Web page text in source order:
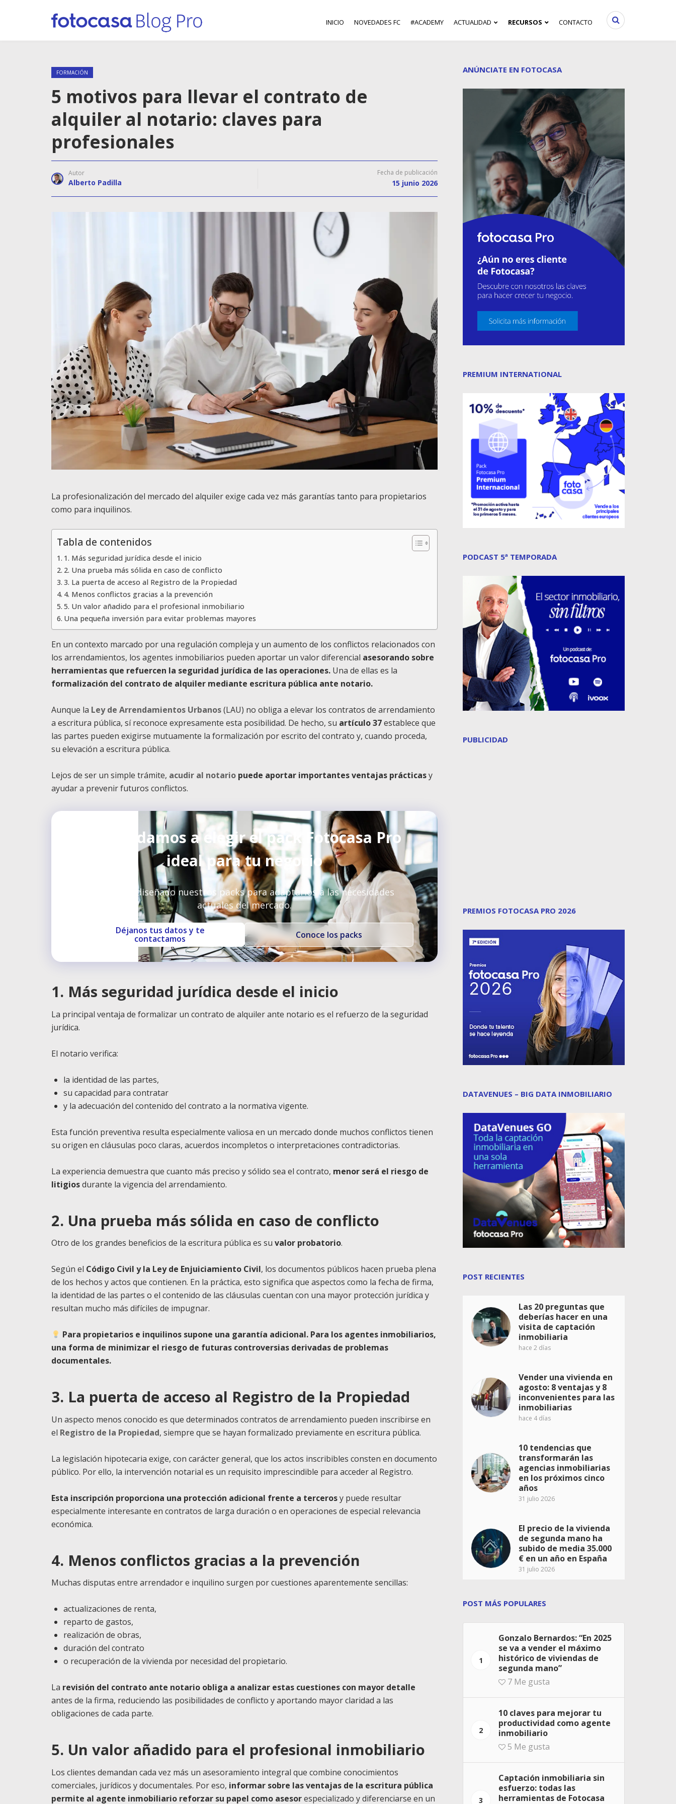
INICIO NOVEDADES FC #ACADEMY ACTUALIDAD RECURSOS CONTACTO
FORMACIÓN
5 motivos para llevar el contrato de
alquiler al notario: claves para
profesionales
Autor
Alberto Padilla
Fecha de publicación
15 junio 2026
La profesionalización del mercado del alquiler exige cada vez más garantías tanto para propietarios
como para inquilinos.
Tabla de contenidos
1. Más seguridad jurídica desde el inicio
2. Una prueba más sólida en caso de conflicto
3. La puerta de acceso al Registro de la Propiedad
4. Menos conflictos gracias a la prevención
5. Un valor añadido para el profesional inmobiliario
Una pequeña inversión para evitar problemas mayores
En un contexto marcado por una regulación compleja y un aumento de los conflictos relacionados con
los arrendamientos, los agentes inmobiliarios pueden aportar un valor diferencial asesorando sobre
herramientas que refuercen la seguridad jurídica de las operaciones. Una de ellas es la
formalización del contrato de alquiler mediante escritura pública ante notario.
Aunque la Ley de Arrendamientos Urbanos(LAU) no obliga a elevar los contratos de arrendamiento
a escritura pública, sí reconoce expresamente esta posibilidad. De hecho, su artículo 37establece que
las partes pueden exigirse mutuamente la formalización por escrito del contrato y, cuando proceda,
su elevación a escritura pública.
Lejos de ser un simple trámite, acudir al notario puede aportar importantes ventajas prácticasy
ayudar a prevenir futuros conflictos.
Te ayudamos a elegir el pack Fotocasa Pro
ideal para tu negocio
Hemos rediseñado nuestros packs para adaptarlos a las necesidades
actuales del mercado.
Déjanos tus datos y te
contactamos Conoce los packs
1. Más seguridad jurídica desde el inicio
La principal ventaja de formalizar un contrato de alquiler ante notario es el refuerzo de la seguridad
jurídica.
El notario verifica:
la identidad de las partes,
su capacidad para contratar
y la adecuación del contenido del contrato a la normativa vigente.
Esta función preventiva resulta especialmente valiosa en un mercado donde muchos conflictos tienen
su origen en cláusulas poco claras, acuerdos incompletos o interpretaciones contradictorias.
La experiencia demuestra que cuanto más preciso y sólido sea el contrato, menor será el riesgo de
litigiosdurante la vigencia del arrendamiento.
2. Una prueba más sólida en caso de conflicto
Otro de los grandes beneficios de la escritura pública es su valor probatorio.
Según el Código Civil y la Ley de Enjuiciamiento Civil, los documentos públicos hacen prueba plena
de los hechos y actos que contienen. En la práctica, esto significa que aspectos como la fecha de firma,
la identidad de las partes o el contenido de las cláusulas cuentan con una mayor protección jurídica y
resultan mucho más difíciles de impugnar.
Para propietarios e inquilinos supone una garantía adicional. Para los agentes inmobiliarios,
una forma de minimizar el riesgo de futuras controversias derivadas de problemas
documentales.
3. La puerta de acceso al Registro de la Propiedad
Un aspecto menos conocido es que determinados contratos de arrendamiento pueden inscribirse en
el Registro de la Propiedad, siempre que se hayan formalizado previamente en escritura pública.
La legislación hipotecaria exige, con carácter general, que los actos inscribibles consten en documento
público. Por ello, la intervención notarial es un requisito imprescindible para acceder al Registro.
Esta inscripción proporciona una protección adicional frente a tercerosy puede resultar
especialmente interesante en contratos de larga duración o en operaciones de especial relevancia
económica.
4. Menos conflictos gracias a la prevención
Muchas disputas entre arrendador e inquilino surgen por cuestiones aparentemente sencillas:
actualizaciones de renta,
reparto de gastos,
realización de obras,
duración del contrato
o recuperación de la vivienda por necesidad del propietario.
La revisión del contrato ante notario obliga a analizar estas cuestiones con mayor detalle
antes de la firma, reduciendo las posibilidades de conflicto y aportando mayor claridad a las
obligaciones de cada parte.
5. Un valor añadido para el profesional inmobiliario
Los clientes demandan cada vez más un asesoramiento integral que combine conocimientos
comerciales, jurídicos y documentales. Por eso, informar sobre las ventajas de la escritura pública
permite al agente inmobiliario reforzar su papel como asesorespecializado y diferenciarse en un
ANÚNCIATE EN FOTOCASA
PREMIUM INTERNATIONAL
PODCAST 5ª TEMPORADA
PUBLICIDAD
PREMIOS FOTOCASA PRO 2026
DATAVENUES – BIG DATA INMOBILIARIO
POST RECIENTES
Las 20 preguntas que
deberías hacer en una
visita de captación
inmobiliaria
hace 2 días
Vender una vivienda en
agosto: 8 ventajas y 8
inconvenientes para las
inmobiliarias
hace 4 días
10 tendencias que
transformarán las
agencias inmobiliarias
en los próximos cinco
años
31 julio 2026
El precio de la vivienda
de segunda mano ha
subido de media 35.000
€ en un año en España
31 julio 2026
POST MÁS POPULARES
1
Gonzalo Bernardos: “En 2025
se va a vender el máximo
histórico de viviendas de
segunda mano”
7 Me gusta
2
10 claves para mejorar tu
productividad como agente
inmobiliario
5 Me gusta
3
Captación inmobiliaria sin
esfuerzo: todas las
herramientas de Fotocasa